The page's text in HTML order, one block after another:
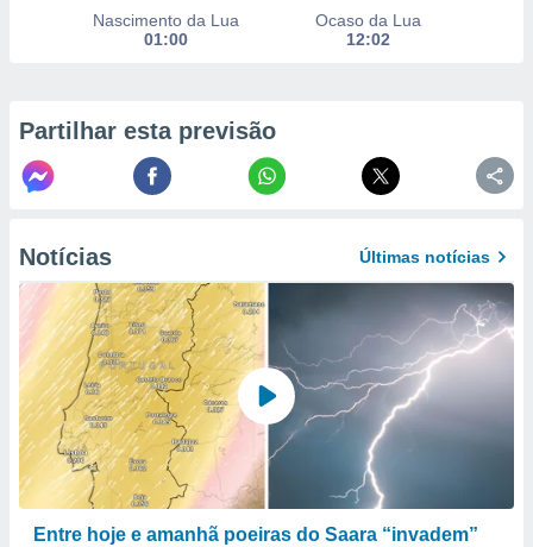
tal,
qualquer
em “
na
Nascimento da Lua
01:00
Ocaso da Lua
12:02
Partilhar esta previsão
Notícias Últimas notícias
Entre hoje e amanhã poeiras do Saara “invadem”